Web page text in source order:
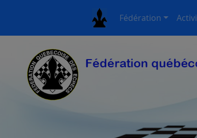
Fédération